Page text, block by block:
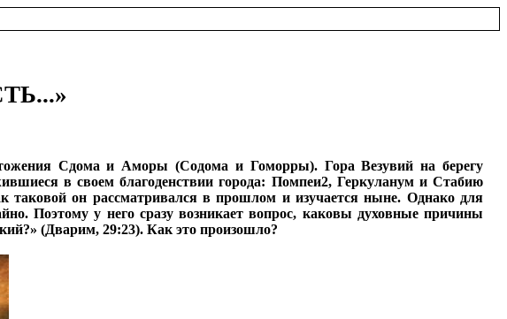
Сдома и Аморы (Содома и Гоморры). Гора Везувий на берегу
в своем благоденствии города: Помпеи2, Геркуланум и Стабию
таковой он рассматривался в прошлом и изучается ныне. Однако для
Поэтому у него сразу возникает вопрос, каковы духовные причины
(Дварим, 29:23). Как это произошло?